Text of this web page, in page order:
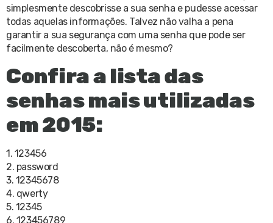
simplesmente descobrisse a sua senha e pudesse acessar
todas aquelas informações. Talvez não valha a pena
garantir a sua segurança com uma senha que pode ser
facilmente descoberta, não é mesmo?
Confira a lista das
senhas mais utilizadas
em 2015:
1. 123456
2. password
3. 12345678
4. qwerty
5. 12345
6. 123456789